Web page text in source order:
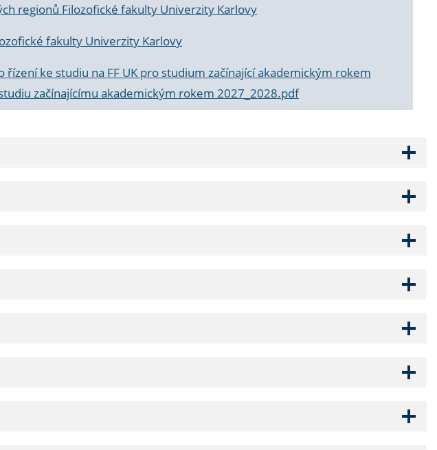
regionů Filozofické fakulty Univerzity Karlovy
fakulty Univerzity Karlovy
ke studiu na FF UK pro studium začínající akademickým rokem
začínajícímu akademickým rokem 2027_2028.pdf